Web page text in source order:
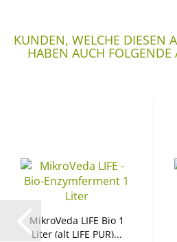
KUNDEN, WELCHE DIESEN
HABEN AUCH FOLGENDE
MikroVeda LIFE Bio 1
Liter (alt LIFE PUR)...